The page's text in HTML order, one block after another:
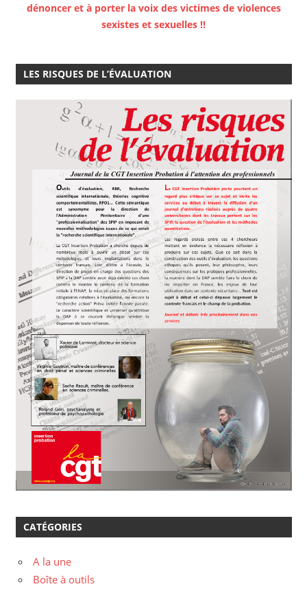
dénoncer et à porter la voix des victimes de violences
sexistes et sexuelles !!
LES RISQUES DE L’ÉVALUATION
CATÉGORIES
A la une
Boîte à outils